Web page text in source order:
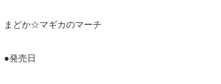
まどか☆マギカのマーチ
●発売日